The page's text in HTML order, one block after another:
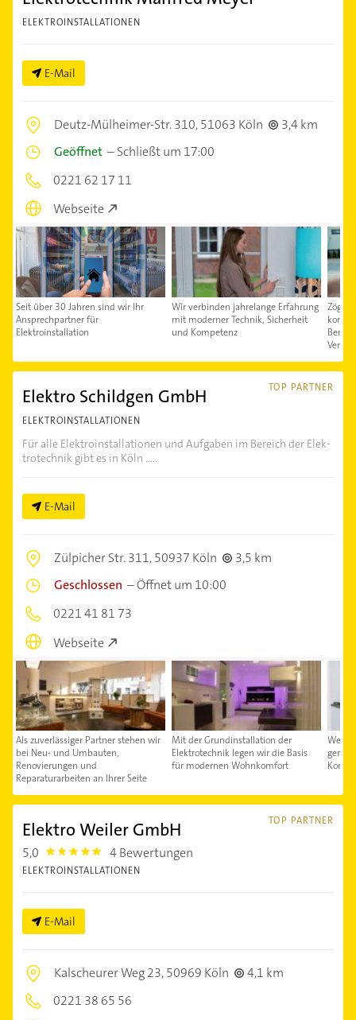
ELEKTROINSTALLATIONEN
E-Mail
Deutz-Mülheimer-Str. 310,51063 Köln
3,4 km
Geöffnet –Schließt um 17:00
0221 62 17 11
Webseite
Seit über 30 Jahren sind wir Ihr
Ansprechpartner für
Elektroinstallation
Wir verbinden jahrelange Erfahrung
mit moderner Technik, Sicherheit
und Kompetenz
TOP PARTNER
Elektro Schildgen GmbH
ELEKTROINSTALLATIONEN
Für alle Elektro­instal­latio­nen und Auf­ga­ben im Bereich der Elek­
tro­tech­nik gibt es in Köln .....
E-Mail
Zülpicher Str. 311,50937 Köln
3,5 km
Geschlossen –Öffnet um 10:00
0221 41 81 73
Webseite
Als zuverlässiger Partner stehen wir
bei Neu- und Umbauten,
Renovierungen und
Reparaturarbeiten an Ihrer Seite
Mit der Grundinstallation der
Elektrotechnik legen wir die Basis
für modernen Wohnkomfort
Wenn
gerne
TOP PARTNER
Elektro Weiler GmbH
5,0 5.0 4 Bewertungen
ELEKTROINSTALLATIONEN
E-Mail
Kalscheurer Weg 23,50969 Köln
4,1 km
0221 38 65 56